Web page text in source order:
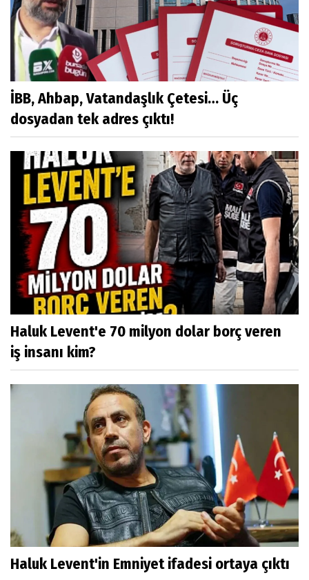
İBB, Ahbap, Vatandaşlık Çetesi… Üç
dosyadan tek adres çıktı!
Haluk Levent'e 70 milyon dolar borç veren
iş insanı kim?
Haluk Levent'in Emniyet ifadesi ortaya çıktı